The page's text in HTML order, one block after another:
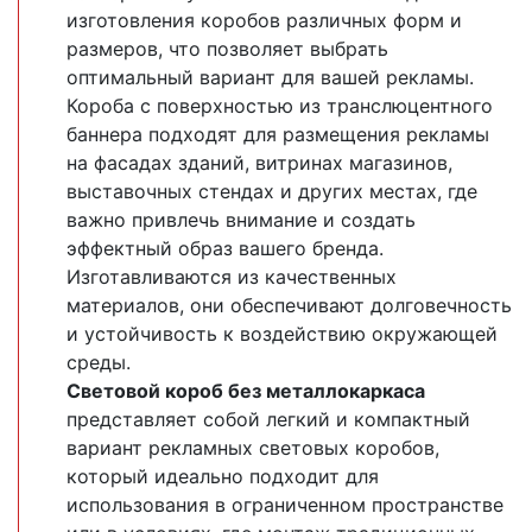
изготовления коробов различных форм и
размеров, что позволяет выбрать
оптимальный вариант для вашей рекламы.
Короба с поверхностью из транслюцентного
баннера подходят для размещения рекламы
на фасадах зданий, витринах магазинов,
выставочных стендах и других местах, где
важно привлечь внимание и создать
эффектный образ вашего бренда.
Изготавливаются из качественных
материалов, они обеспечивают долговечность
и устойчивость к воздействию окружающей
среды.
Световой короб без металлокаркаса
представляет собой легкий и компактный
вариант рекламных световых коробов,
который идеально подходит для
использования в ограниченном пространстве